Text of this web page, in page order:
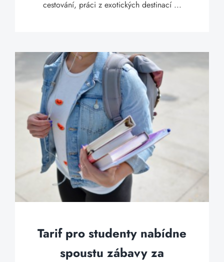
cestování, práci z exotických destinací ...
Tarif pro studenty nabídne
spoustu zábavy za